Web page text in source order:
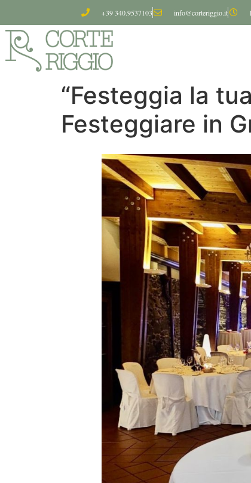
+39 340.9537103 info@corteriggio.it
“Festeggia la
Festeggiare in